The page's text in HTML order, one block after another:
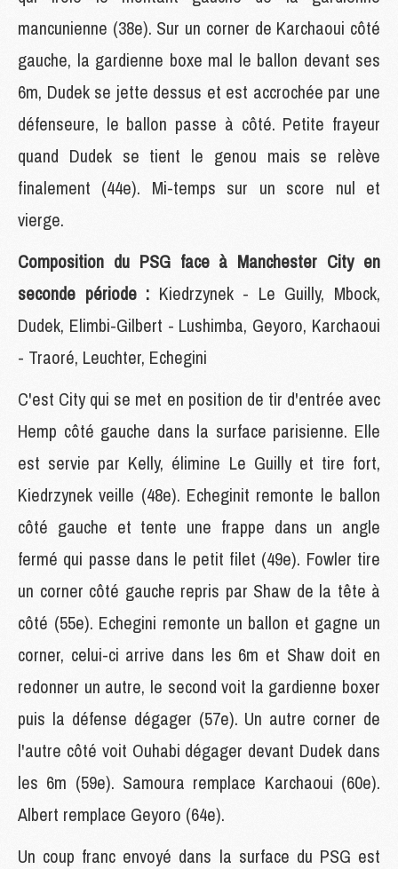
mancunienne (38e). Sur un corner de Karchaoui côté
gauche, la gardienne boxe mal le ballon devant ses
6m, Dudek se jette dessus et est accrochée par une
défenseure, le ballon passe à côté. Petite frayeur
quand Dudek se tient le genou mais se relève
finalement (44e). Mi-temps sur un score nul et
vierge.
Composition du PSG face à Manchester City en
seconde période : Kiedrzynek - Le Guilly, Mbock,
Dudek, Elimbi-Gilbert - Lushimba, Geyoro, Karchaoui
- Traoré, Leuchter, Echegini
C'est City qui se met en position de tir d'entrée avec
Hemp côté gauche dans la surface parisienne. Elle
est servie par Kelly, élimine Le Guilly et tire fort,
Kiedrzynek veille (48e). Echeginit remonte le ballon
côté gauche et tente une frappe dans un angle
fermé qui passe dans le petit filet (49e). Fowler tire
un corner côté gauche repris par Shaw de la tête à
côté (55e). Echegini remonte un ballon et gagne un
corner, celui-ci arrive dans les 6m et Shaw doit en
redonner un autre, le second voit la gardienne boxer
puis la défense dégager (57e). Un autre corner de
l'autre côté voit Ouhabi dégager devant Dudek dans
les 6m (59e). Samoura remplace Karchaoui (60e).
Albert remplace Geyoro (64e).
Un coup franc envoyé dans la surface du PSG est